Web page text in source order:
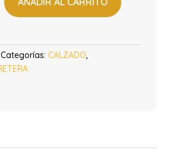
Categorías: CALZADO,